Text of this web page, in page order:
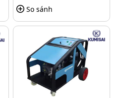
pin Hitachi 199V cầm tay
đảm bảo máy có thể hoạt
dài, giúp bạn hoàn thành
phải lo lắng về việc hết pin
pin cũng đồng nghĩa với việc
vào nguồn điện trực tiếp.
So sánh